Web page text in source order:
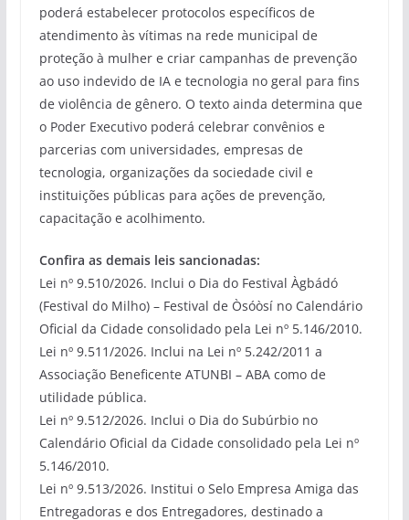
poderá estabelecer protocolos específicos de
atendimento às vítimas na rede municipal de
proteção à mulher e criar campanhas de prevenção
ao uso indevido de IA e tecnologia no geral para fins
de violência de gênero. O texto ainda determina que
o Poder Executivo poderá celebrar convênios e
parcerias com universidades, empresas de
tecnologia, organizações da sociedade civil e
instituições públicas para ações de prevenção,
capacitação e acolhimento.
Confira as demais leis sancionadas:
Lei nº 9.510/2026. Inclui o Dia do Festival Àgbádó
(Festival do Milho) – Festival de Òsóòsí no Calendário
Oficial da Cidade consolidado pela Lei nº 5.146/2010.
Lei nº 9.511/2026. Inclui na Lei nº 5.242/2011 a
Associação Beneficente ATUNBI – ABA como de
utilidade pública.
Lei nº 9.512/2026. Inclui o Dia do Subúrbio no
Calendário Oficial da Cidade consolidado pela Lei nº
5.146/2010.
Lei nº 9.513/2026. Institui o Selo Empresa Amiga das
Entregadoras e dos Entregadores, destinado a